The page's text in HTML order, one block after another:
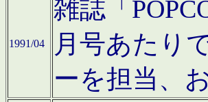
1991/04
雑誌「
月号あたり
ーを担当、